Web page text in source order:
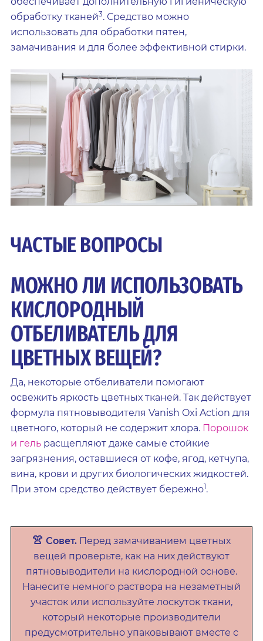
обработку тканей3. Средство можно
использовать для обработки пятен,
замачивания и для более эффективной стирки.
ЧАСТЫЕ ВОПРОСЫ
МОЖНО ЛИ ИСПОЛЬЗОВАТЬ
КИСЛОРОДНЫЙ
ОТБЕЛИВАТЕЛЬ ДЛЯ
ЦВЕТНЫХ ВЕЩЕЙ?
Да, некоторые отбеливатели помогают
освежить яркость цветных тканей. Так действует
формула пятновыводителя Vanish Oxi Action для
цветного, который не содержит хлора. Порошок
и гель расщепляют даже самые стойкие
загрязнения, оставшиеся от кофе, ягод, кетчупа,
вина, крови и других биологических жидкостей.
При этом средство действует бережно1.
👚 Совет. Перед замачиванием цветных
вещей проверьте, как на них действуют
пятновыводители на кислородной основе.
Нанесите немного раствора на незаметный
участок или используйте лоскуток ткани,
который некоторые производители
предусмотрительно упаковывают вместе с